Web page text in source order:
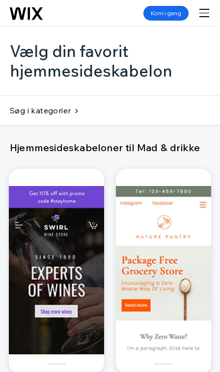
Kom i gang
Vælg din favorit
hjemmesideskabelon
Søg i kategorier
Hjemmesideskabeloner til Mad & drikke